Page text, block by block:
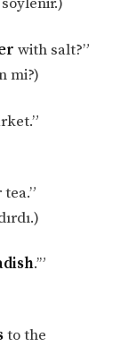
with salt?”
mi?)
.’”
to the